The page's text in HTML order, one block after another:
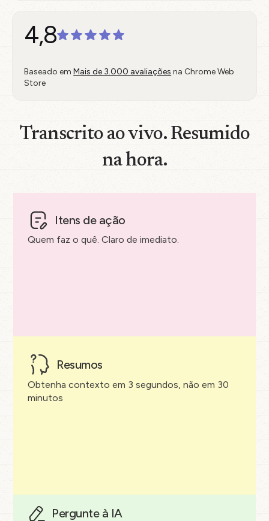
4,8
Baseado emMais de 3.000 avaliações na Chrome Web
Store
Transcrito ao vivo. Resumido
na hora.
Itens de ação
Quem faz o quê. Claro de imediato.
Resumos
Obtenha contexto em 3 segundos, não em 30
minutos
Pergunte à IA